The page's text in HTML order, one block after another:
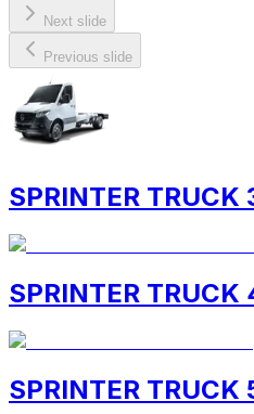
Next slide
Previous slide
SPRINTER TRUCK
SPRINTER TRUCK
SPRINTER TRUCK